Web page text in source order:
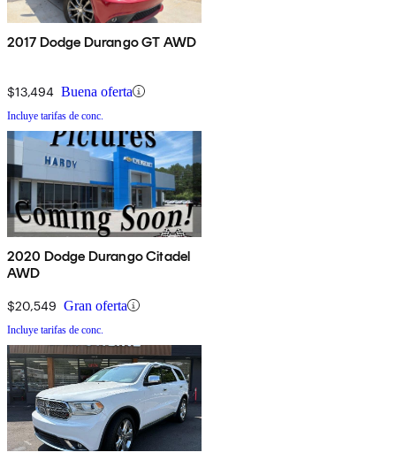
2017 Dodge Durango GT AWD
$13,494 Buena oferta
Incluye tarifas de conc.
2020 Dodge Durango Citadel
AWD
$20,549 Gran oferta
Incluye tarifas de conc.